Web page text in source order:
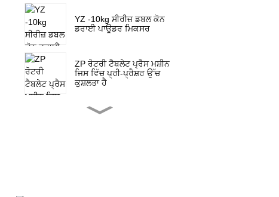
YZ -10kg ਸੀਰੀਜ਼ ਡਬਲ ਕੋਨ
ਡਰਾਈ ਪਾਊਡਰ ਮਿਕਸਰ
ZP ਰੋਟਰੀ ਟੈਬਲੇਟ ਪ੍ਰੈਸ ਮਸ਼ੀਨ
ਜਿਸ ਵਿੱਚ ਪ੍ਰੀ-ਪ੍ਰੈਸ਼ਰ ਉੱਚ
ਕੁਸ਼ਲਤਾ ਹੈ